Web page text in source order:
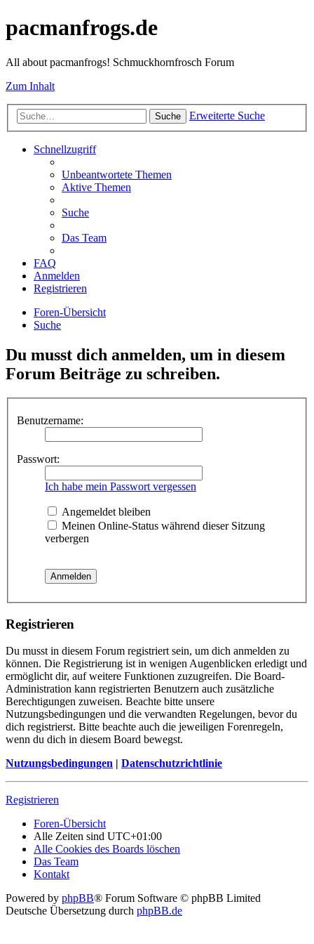
pacmanfrogs.de
All about pacmanfrogs! Schmuckhornfrosch Forum
Zum Inhalt
Suche Erweiterte Suche
Schnellzugriff
Unbeantwortete Themen
Aktive Themen
Suche
Das Team
FAQ
Anmelden
Registrieren
Foren-Übersicht
Suche
Du musst dich anmelden, um in diesem
Forum Beiträge zu schreiben.
Benutzername:
Passwort:
Ich habe mein Passwort vergessen
Angemeldet bleiben
Meinen Online-Status während dieser Sitzung
verbergen
Registrieren
Du musst in diesem Forum registriert sein, um dich anmelden zu
können. Die Registrierung ist in wenigen Augenblicken erledigt und
ermöglicht dir, auf weitere Funktionen zuzugreifen. Die Board-
Administration kann registrierten Benutzern auch zusätzliche
Berechtigungen zuweisen. Beachte bitte unsere
Nutzungsbedingungen und die verwandten Regelungen, bevor du
dich registrierst. Bitte beachte auch die jeweiligen Forenregeln,
wenn du dich in diesem Board bewegst.
Nutzungsbedingungen | Datenschutzrichtlinie
Registrieren
Foren-Übersicht
Alle Zeiten sind UTC+01:00
Alle Cookies des Boards löschen
Das Team
Kontakt
Powered by phpBB® Forum Software © phpBB Limited
Deutsche Übersetzung durch phpBB.de